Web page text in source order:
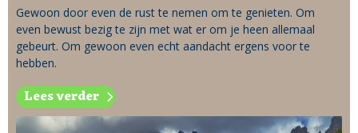
Gewoon door even de rust te nemen om te genieten. Om
even bewust bezig te zijn met wat er om je heen allemaal
gebeurt. Om gewoon even echt aandacht ergens voor te
hebben.
Lees verder